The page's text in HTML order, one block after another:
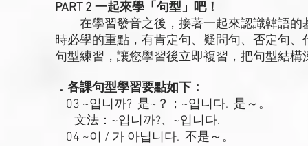
PART 2 一起來學「句型」吧！
在學習發音之後，接著一起來認識韓語的
時必學的重點，有肯定句、疑問句、否定句
句型練習，讓您學習後立即複習，把句型結構
．各課句型學習要點如下：
03 ~입니까? 是~？；~입니다. 是～。
文法：~입니까?、~입니다.
04 ~이 / 가 아닙니다. 不是～。